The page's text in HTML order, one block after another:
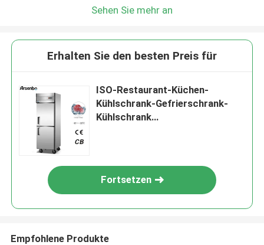
Sehen Sie mehr an
Erhalten Sie den besten Preis für
ISO-Restaurant-Küchen-
Kühlschrank-Gefrierschrank-
Kühlschrank
Fortsetzen
Empfohlene Produkte